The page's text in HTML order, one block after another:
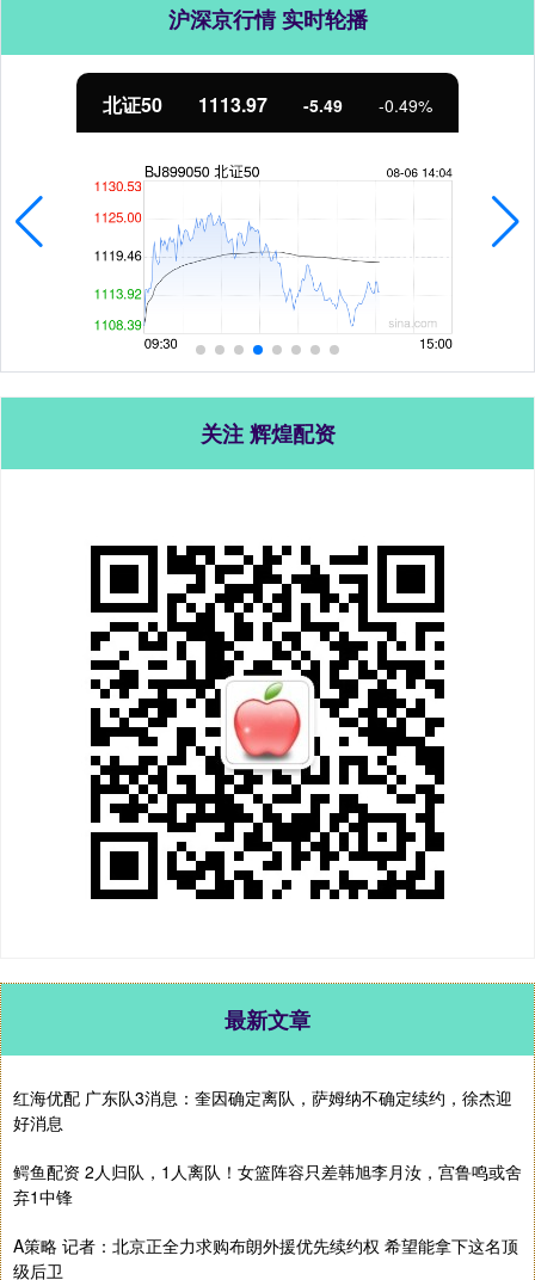
沪深京行情 实时轮播
北证50 1113.97 -5.49 -0.49%
关注 辉煌配资
最新文章
红海优配 广东队3消息：奎因确定离队，萨姆纳不确定续约，徐杰迎
好消息
鳄鱼配资 2人归队，1人离队！女篮阵容只差韩旭李月汝，宫鲁鸣或舍
弃1中锋
A策略 记者：北京正全力求购布朗外援优先续约权 希望能拿下这名顶
级后卫